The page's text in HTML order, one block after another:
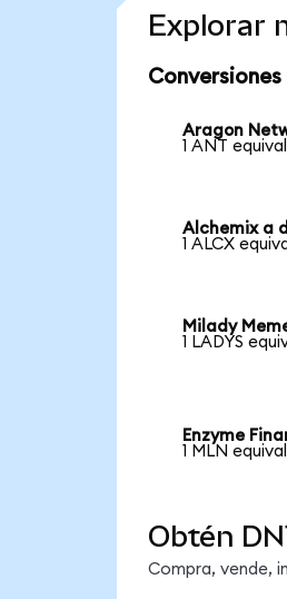
Explorar
Aragon
1 ANT
Alchemix a
1 ALCX
Milady
1 LADYS
Enzyme
1 MLN
Obtén
Compra, vende,